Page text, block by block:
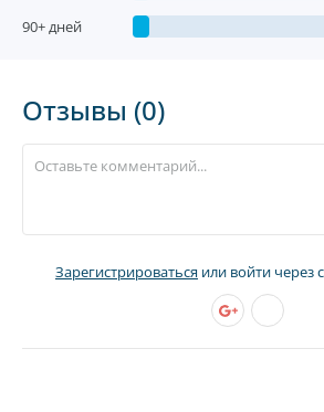
90+ дней
Отзывы (0)
Зарегистрироваться или войти через